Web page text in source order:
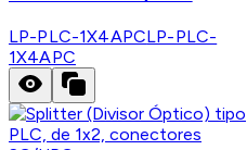
LP-PLC-1X4APCLP-PLC-
1X4APC